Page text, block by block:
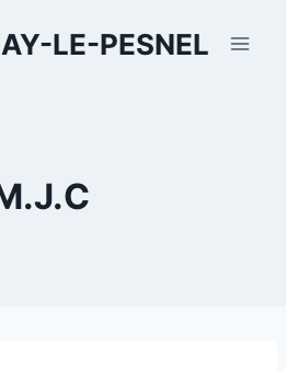
LE-PESNEL